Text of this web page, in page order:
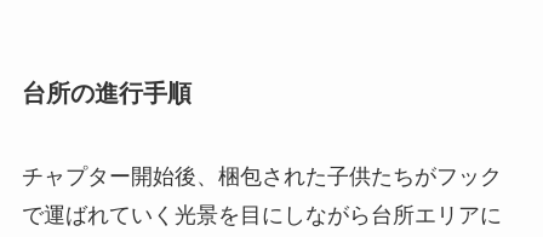
台所の進行手順
チャプター開始後、梱包された子供たちがフック
で運ばれていく光景を目にしながら台所エリアに